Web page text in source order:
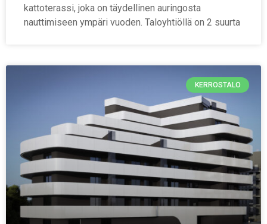
kattoterassi, joka on täydellinen auringosta
nauttimiseen ympäri vuoden. Taloyhtiöllä on 2 suurta
KERROSTALO